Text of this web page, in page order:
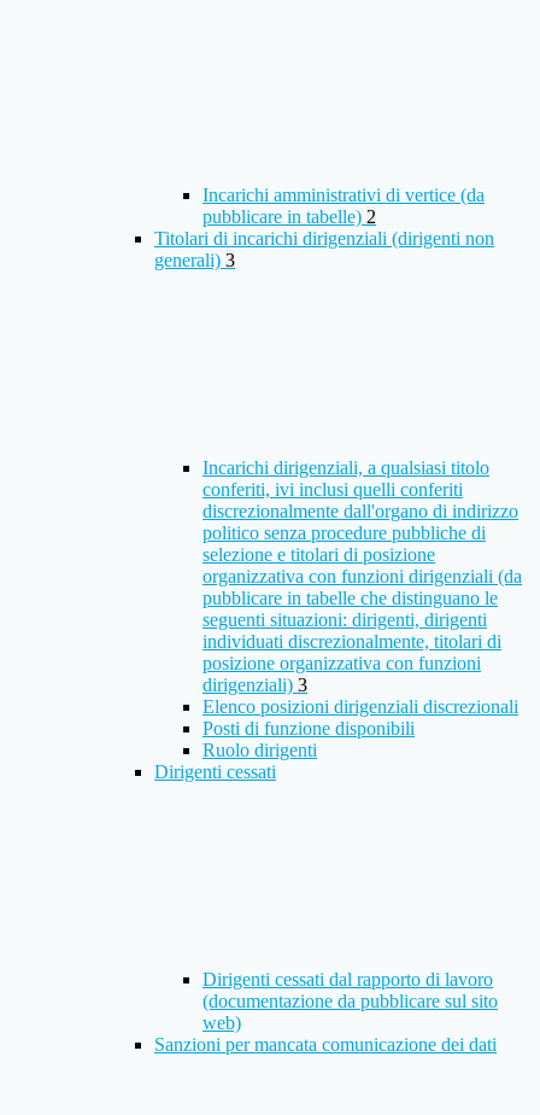
Incarichi amministrativi di vertice (da
pubblicare in tabelle) 2
Titolari di incarichi dirigenziali (dirigenti non
generali) 3
Incarichi dirigenziali, a qualsiasi titolo
conferiti, ivi inclusi quelli conferiti
discrezionalmente dall'organo di indirizzo
politico senza procedure pubbliche di
selezione e titolari di posizione
organizzativa con funzioni dirigenziali (da
pubblicare in tabelle che distinguano le
seguenti situazioni: dirigenti, dirigenti
individuati discrezionalmente, titolari di
posizione organizzativa con funzioni
dirigenziali) 3
Elenco posizioni dirigenziali discrezionali
Posti di funzione disponibili
Ruolo dirigenti
Dirigenti cessati
Dirigenti cessati dal rapporto di lavoro
(documentazione da pubblicare sul sito
web)
Sanzioni per mancata comunicazione dei dati